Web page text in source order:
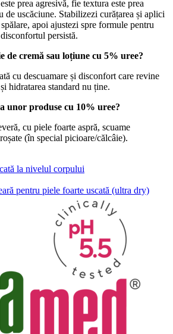
prea agresivă, fie textura este prea
de uscăciune. Stabilizezi curățarea și aplici
apoi ajustezi spre formule pentru
persistă.
de cremă sau loțiune cu 5% uree?
cu descuamare și disconfort care revine
hidratarea standard nu ține.
unor produse cu 10% uree?
cu piele foarte aspră, scuame
(în special picioare/călcâie).
la nivelul corpului
pentru piele foarte uscată (ultra dry)